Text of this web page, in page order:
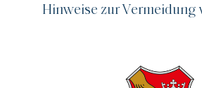
Hinweise zur Vermeidung